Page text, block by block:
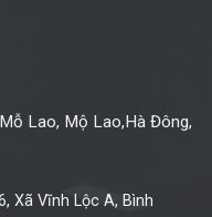
Lao, Mộ Lao,Hà Đông,
Xã Vĩnh Lộc A, Bình